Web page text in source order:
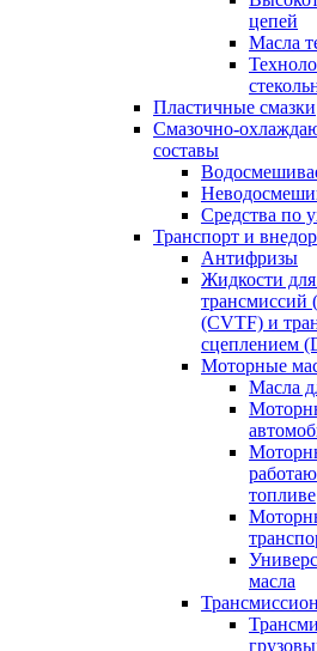
цепей
Масла
Пластичные смазки
Смазочно-
составы
Средства по
Транспорт и
Антифризы
Жидкости
трансмиссий
(CVTF) и
сцеплением
Моторные
Масла
топливе
масла